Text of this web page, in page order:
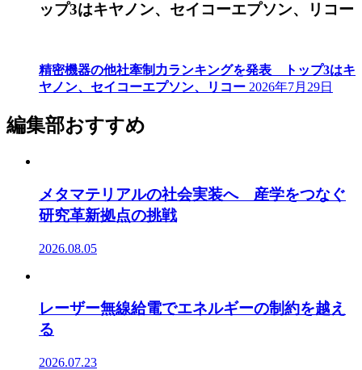
ップ3はキヤノン、セイコーエプソン、リコー
精密機器の他社牽制力ランキングを発表 トップ3はキ
ヤノン、セイコーエプソン、リコー 2026年7月29日
編集部おすすめ
メタマテリアルの社会実装へ 産学をつなぐ
研究革新拠点の挑戦
2026.08.05
レーザー無線給電でエネルギーの制約を越え
る
2026.07.23